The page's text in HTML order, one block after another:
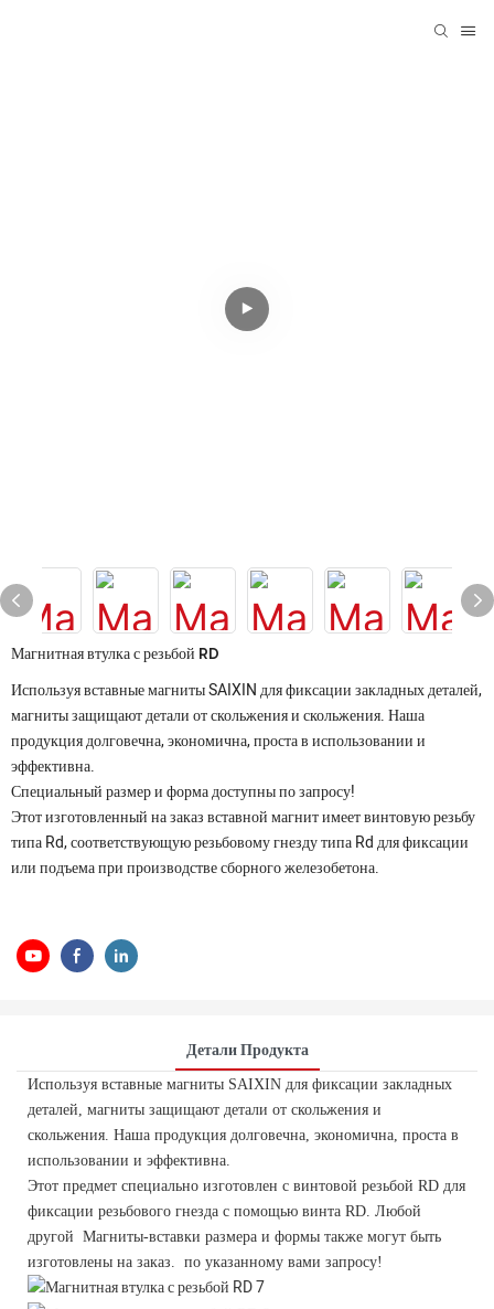
Магнитная втулка с резьбой RD
Используя вставные магниты SAIXIN для фиксации закладных деталей,
магниты защищают детали от скольжения и скольжения. Наша
продукция долговечна, экономична, проста в использовании и
эффективна.
Специальный размер и форма доступны по запросу!
Этот изготовленный на заказ вставной магнит имеет винтовую резьбу
типа Rd, соответствующую резьбовому гнезду типа Rd для фиксации
или подъема при производстве сборного железобетона.
Детали Продукта
Используя вставные магниты SAIXIN для фиксации закладных
деталей, магниты защищают детали от скольжения и
скольжения. Наша продукция долговечна, экономична, проста в
использовании и эффективна.
Этот предмет специально изготовлен с винтовой резьбой RD для
фиксации резьбового гнезда с помощью винта RD. Любой
другой Магниты-вставки размера и формы также могут быть
изготовлены на заказ. по указанному вами запросу!